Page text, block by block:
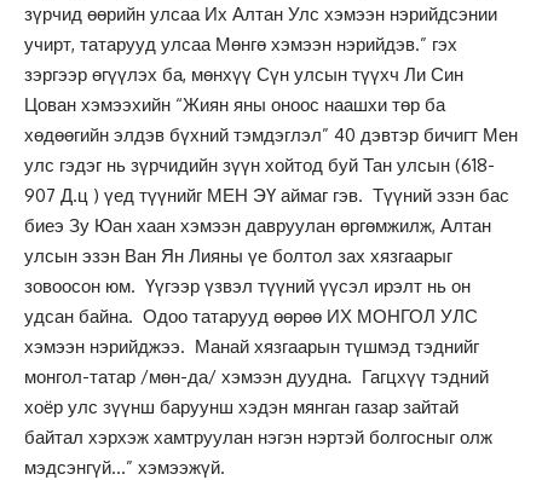
зүрчид өөрийн улсаа Их Алтан Улс хэмээн нэрийдсэнии
учирт, татарууд улсаа Мөнгө хэмээн нэрийдэв.” гэх
зэргээр өгүүлэх ба, мөнхүү Сүн улсын түүхч Ли Син
Цован хэмээхийн “Жиян яны оноос наашхи төр ба
хөдөөгийн элдэв бүхний тэмдэглэл” 40 дэвтэр бичигт Мен
улс гэдэг нь зүрчидийн зүүн хойтод буй Тан улсын (618-
907 Д.ц ) үед түүнийг МЕН ЭҮ аймаг гэв. Түүний эзэн бас
биеэ Зу Юан хаан хэмээн давруулан өргөмжилж, Алтан
улсын эзэн Ван Ян Лияны үе болтол зах хязгаарыг
зовоосон юм. Үүгээр үзвэл түүний үүсэл ирэлт нь он
удсан байна. Одоо татарууд өөрөө ИХ МОНГОЛ УЛС
хэмээн нэрийджээ. Манай хязгаарын түшмэд тэднийг
монгол-татар /мөн-да/ хэмээн дуудна. Гагцхүү тэдний
хоёр улс зүүнш баруунш хэдэн мянган газар зайтай
байтал хэрхэж хамтруулан нэгэн нэртэй болгосныг олж
мэдсэнгүй…” хэмээжүй.